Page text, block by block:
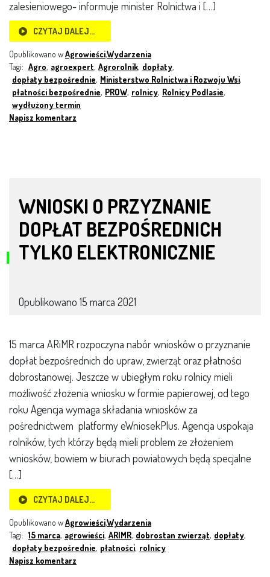
zalesieniowego- informuje minister Rolnictwa i […]
CZYTAJ DALEJ…
Opublikowano wAgrowieści,Wydarzenia
Tagi: Agro, agroexpert, Agrorolnik, dopłaty,
dopłaty bezpośrednie, Ministerstwo Rolnictwa i Rozwoju Wsi,
płatności bezpośrednie, PROW, rolnicy, Rolnicy Podlasie,
wydłużony termin
Napisz komentarz
WNIOSKI O PRZYZNANIE
DOPŁAT BEZPOŚREDNICH
TYLKO ELEKTRONICZNIE
Opublikowano 15 marca 2021
15 marca ARiMR rozpoczyna nabór wniosków o przyznanie
dopłat bezpośrednich do upraw, zwierząt oraz płatności
dobrostanowej. Jeszcze w ubiegłym roku rolnicy mieli
możliwość złożenia wniosku w formie papierowej, od tego
roku Agencja wymaga składania wniosków za
pośrednictwem platformy eWniosekPlus. Agencja uspokaja
rolników, tych którzy będą mieli problem ze złożeniem
wniosków, bowiem w biurach powiatowych będą specjalne
[…]
CZYTAJ DALEJ…
Opublikowano wAgrowieści,Wydarzenia
Tagi: 15 marca, agrowieści, ARIMR, dobrostan zwierząt, dopłaty,
dopłaty bezpośrednie, płatności, rolnicy
Napisz komentarz